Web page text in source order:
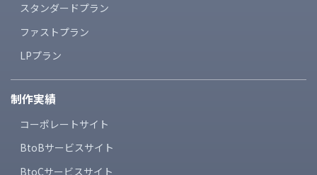
スタンダードプラン
ファストプラン
LPプラン
制作実績
コーポレートサイト
BtoBサービスサイト
BtoCサービスサイト